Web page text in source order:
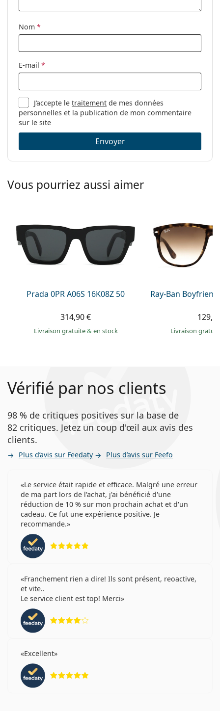
Nom *
E-mail *
J’accepte letraitement de mes données
personnelles et la publication de mon commentaire
sur le site
Envoyer
Vous pourriez aussi aimer
Prada 0PR A06S 16K08Z 50
314,90 €
Livraison gratuite& en stock
Ray-Ban
Livraison
Vérifié par nos clients
98 % de critiques positives sur la base de
82 critiques. Jetez un coup d'œil aux avis des
clients.
Plus d’avis sur Feedaty Plus d’avis sur Feefo
Le service était rapide et efficace. Malgré une erreur
de ma part lors de l'achat, j'ai bénéficié d'une
réduction de 10 % sur mon prochain achat et d'un
cadeau. Ce fut une expérience positive. Je
recommande.
Franchement rien a dire! Ils sont présent, reoactive,
et vite..
Le service client est top! Merci
Excellent